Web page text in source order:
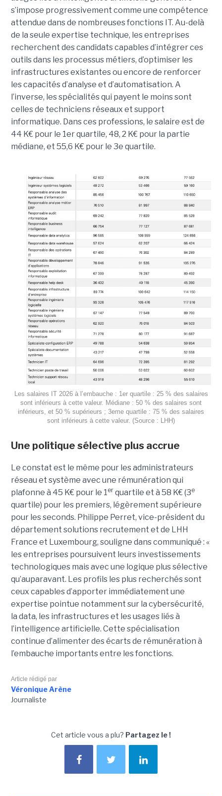
s’impose progressivement comme une compétence
attendue dans de nombreuses fonctions IT. Au-delà
de la seule expertise technique, les entreprises
recherchent des candidats capables d’intégrer ces
outils dans les processus métiers, d’optimiser les
infrastructures existantes ou encore de renforcer
les capacités d’analyse et d’automatisation. A
l’inverse, les spécialités qui payent le moins sont
celles de techniciens réseaux et support
informatique. Dans ces professions, le salaire est de
44 K€ pour le 1er quartile, 48, 2 K€ pour la partie
médiane, et 55,6 K€ pour le 3e quartile.
Les salaires IT 2026 à l’embauche : 1er quartile : 25 % des salaires
sont inférieurs à cette valeur. Médiane : 50 % des salaires sont
inférieurs, et 50 % supérieurs ; 3eme quartile : 75 % des salaires
sont inférieurs à cette valeur. (Source : LHH)
Une politique sélective plus accrue
Le constat est le même pour les administrateurs
réseau et système avec une rémunération qui
plafonne à 45 K€ pour le 1 erquartile et à 58 K€ (3e
quartile) pour les premiers, légèrement supérieure
pour les seconds. Philippe Perret, vice-président du
département solutions recrutement et de LHH
France et Luxembourg, souligne dans communiqué : «
les entreprises poursuivent leurs investissements
technologiques mais avec une logique plus sélective
qu’auparavant. Les profils les plus recherchés sont
ceux capables d’apporter immédiatement une
expertise pointue notamment sur la cybersécurité,
la data, les infrastructures et les usages liés à
l’intelligence artificielle. Cette spécialisation
continue d’alimenter des écarts de rémunération à
l’embauche importants entre les fonctions.
Article rédigé par
Véronique Arène
Journaliste
Cet article vous a plu? Partagez le !